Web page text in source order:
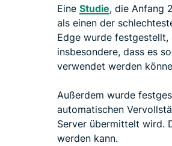
Eine Studie, die Anfang
als einen der
Edge wurde
insbesondere, dass es
verwendet werden
Außerdem wurde
automatischen
Server übermittelt wird.
werden kann.